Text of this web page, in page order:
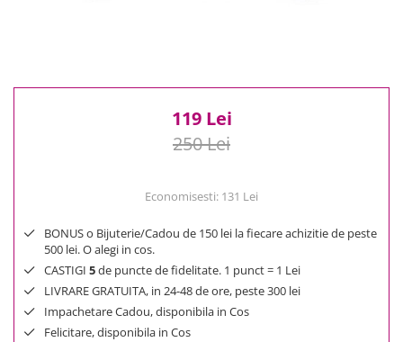
500 Lei - 1000 Lei
119 Lei
250 Lei
Economisesti: 131 Lei
BONUS o Bijuterie/Cadou de 150 lei la fiecare achizitie de peste
500 lei. O alegi in cos.
CASTIGI 5de puncte de fidelitate. 1 punct = 1 Lei
LIVRARE GRATUITA, in 24-48 de ore, peste 300 lei
Impachetare Cadou, disponibila in Cos
Felicitare, disponibila in Cos